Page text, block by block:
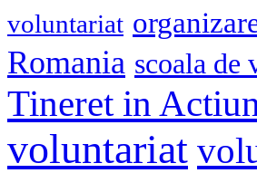
voluntariat
Romania scoala de
Tineret in
voluntariat